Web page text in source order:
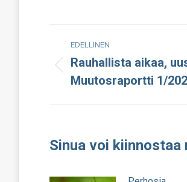
Post
navigation
EDELLINEN
julkaisu:
Rauhallista aikaa,
Muutosraportti 1/
Sinua voi kiinnostaa